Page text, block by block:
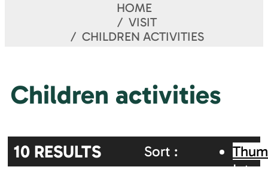
HOME
VISIT
CHILDREN ACTIVITIES
Children activities
10 RESULTS
Sort :